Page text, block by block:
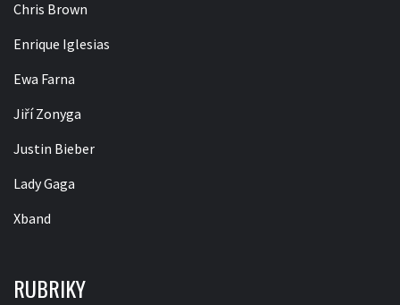
Chris Brown
Enrique Iglesias
Ewa Farna
Jiří Zonyga
Justin Bieber
Lady Gaga
Xband
RUBRIKY